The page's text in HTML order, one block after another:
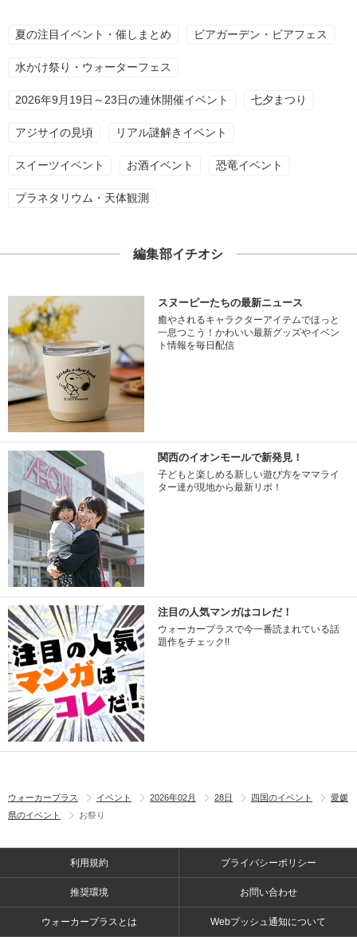
夏の注目イベント・催しまとめ ビアガーデン・ビアフェス
水かけ祭り・ウォーターフェス
2026年9月19日～23日の連休開催イベント 七夕まつり
アジサイの見頃 リアル謎解きイベント
スイーツイベント お酒イベント 恐竜イベント
プラネタリウム・天体観測
編集部イチオシ
スヌーピーたちの最新ニュース
癒やされるキャラクターアイテムでほっと
一息つこう！かわいい最新グッズやイベン
ト情報を毎日配信
関西のイオンモールで新発見！
子どもと楽しめる新しい遊び方をママライ
ター達が現地から最新リポ！
注目の人気マンガはコレだ！
ウォーカープラスで今一番読まれている話
題作をチェック!!
ウォーカープラス イベント 2026年02月 28日 四国のイベント
愛媛
県のイベント
お祭り
利用規約 プライバシーポリシー
推奨環境 お問い合わせ
ウォーカープラスとは Webプッシュ通知について